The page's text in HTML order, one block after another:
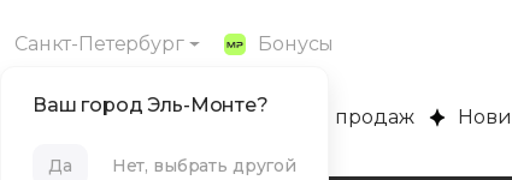
Санкт-Петербург Бонусы
Ваш город Эль-Монте?
Да Нет, выбрать другой
MUZPLANET Хиты продаж